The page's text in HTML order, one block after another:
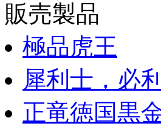
販売製品
極品虎王
犀利士，必
正竜徳国黒